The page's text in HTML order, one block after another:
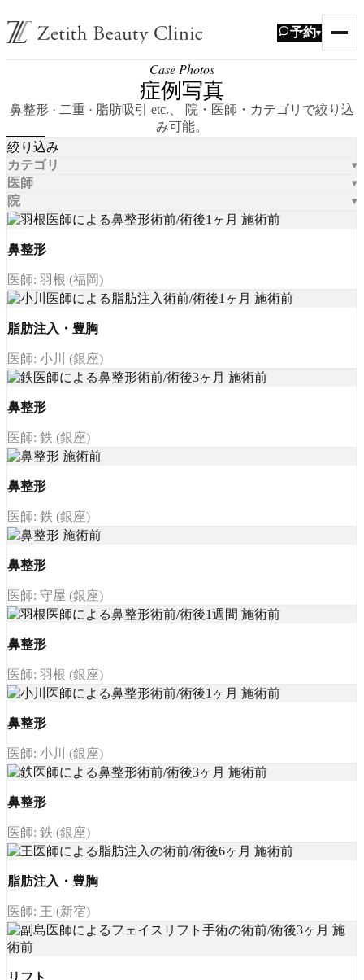
予約▾
Case Photos
症例写真
鼻整形 · 二重 · 脂肪吸引 etc.、 院・医師・カテゴリで絞り込
み可能。
絞り込み
カテゴリ
医師
院
鼻整形
医師: 羽根 (福岡)
脂肪注入・豊胸
医師: 小川 (銀座)
鼻整形
医師: 鉄 (銀座)
鼻整形
医師: 鉄 (銀座)
鼻整形
医師: 守屋 (銀座)
鼻整形
医師: 羽根 (銀座)
鼻整形
医師: 小川 (銀座)
鼻整形
医師: 鉄 (銀座)
脂肪注入・豊胸
医師: 王 (新宿)
リフト